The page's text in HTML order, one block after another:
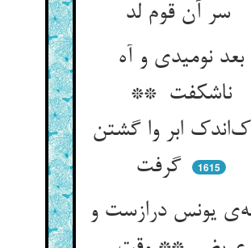
سر آن قوم لد
بعد نومیدی و آه
ناشکفت **
ابر وا گشتن
گرفت
1615
یونس درازست و